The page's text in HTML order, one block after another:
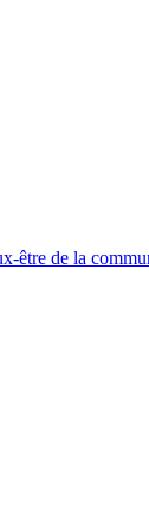
être de la